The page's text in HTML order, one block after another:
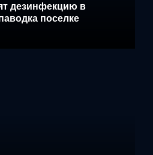
дезинфекцию в
поселке